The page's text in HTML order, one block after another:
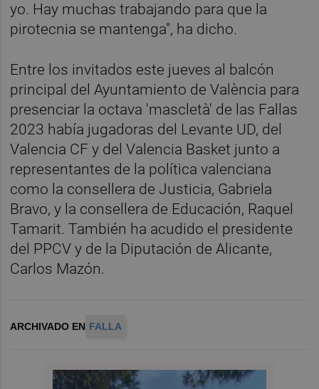
yo. Hay muchas trabajando para que la
pirotecnia se mantenga", ha dicho.
Entre los invitados este jueves al balcón
principal del Ayuntamiento de València para
presenciar la octava 'mascletà' de las Fallas
2023 había jugadoras del Levante UD, del
Valencia CF y del Valencia Basket junto a
representantes de la política valenciana
como la consellera de Justicia, Gabriela
Bravo, y la consellera de Educación, Raquel
Tamarit. También ha acudido el presidente
del PPCV y de la Diputación de Alicante,
Carlos Mazón.
ARCHIVADO EN FALLA